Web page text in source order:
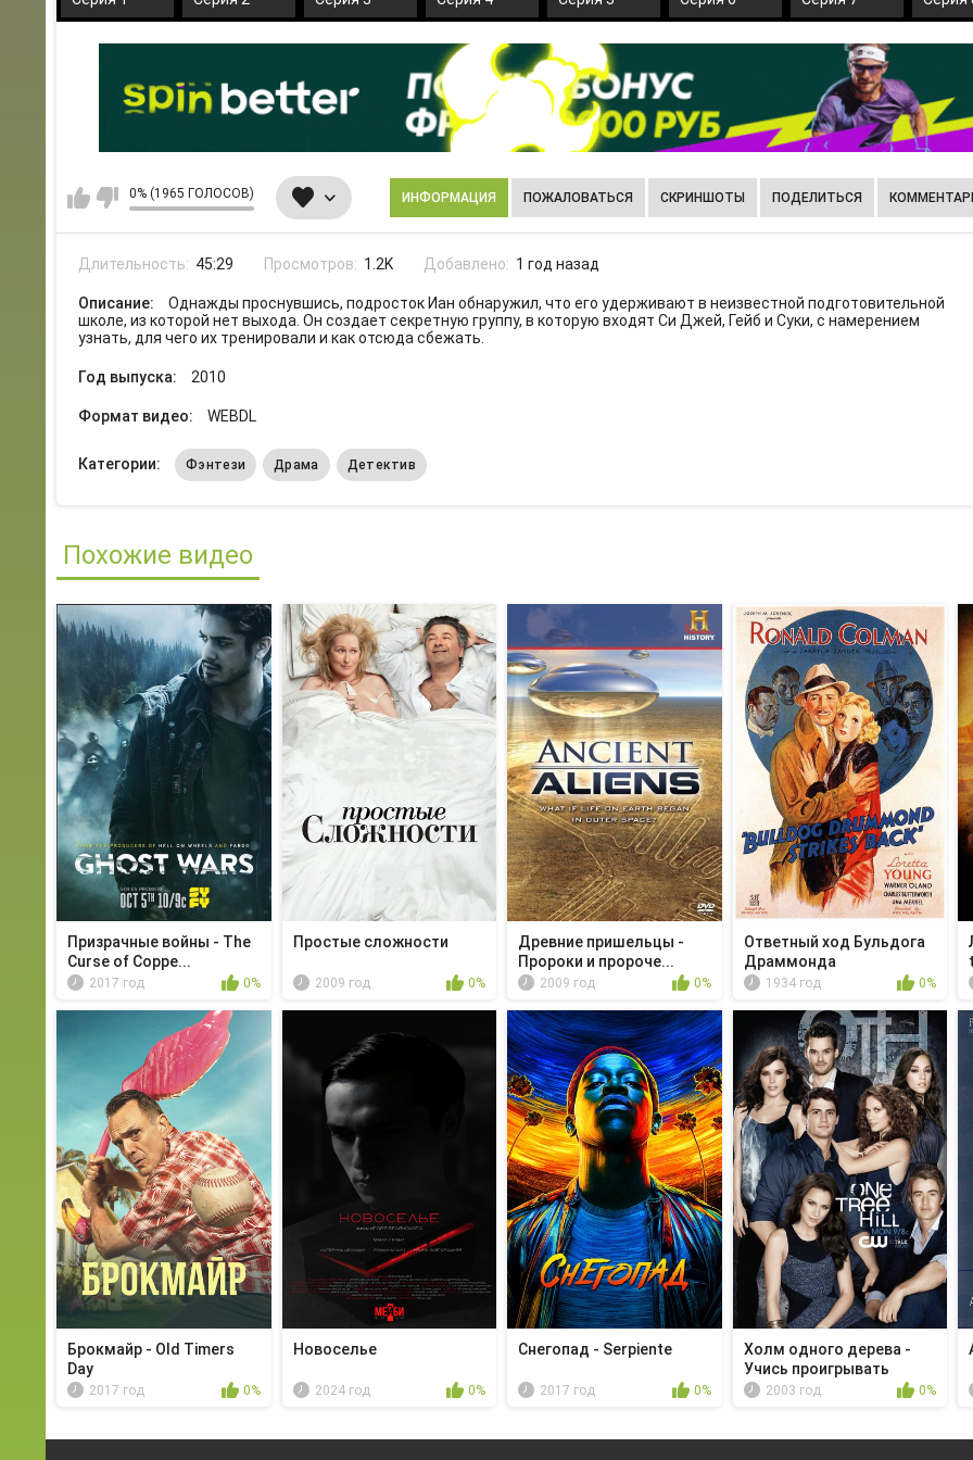
0% (1965 ГОЛОСОВ) ИНФОРМАЦИЯ ПОЖАЛОВАТЬСЯ СКРИНШОТЫ ПОДЕЛИТЬСЯ
Длительность: 45:29 Просмотров: 1.2K Добавлено: 1 год назад
Описание:
Однажды проснувшись, подросток Иан обнаружил, что его удерживают в неизвестной подготовительной
школе, из которой нет выхода. Он создает секретную группу, в которую входят Си Джей, Гейб и Суки, с намерением
узнать, для чего их тренировали и как отсюда сбежать.
Год выпуска: 2010
Формат видео: WEBDL
Категории: Фэнтези Драма Детектив
Похожие видео
Призрачные войны - The
Curse of Coppe...
2017 год 0%
Простые сложности
2009 год 0%
Древние пришельцы -
Пророки и пророче...
2009 год 0%
Ответный ход Бульдога
Драммонда
1934 год 0%
Брокмайр - Old Timers
Day
2017 год 0%
Новоселье
2024 год 0%
Снегопад - Serpiente
2017 год 0%
Холм одного дерева -
Учись проигрывать
2003 год 0%